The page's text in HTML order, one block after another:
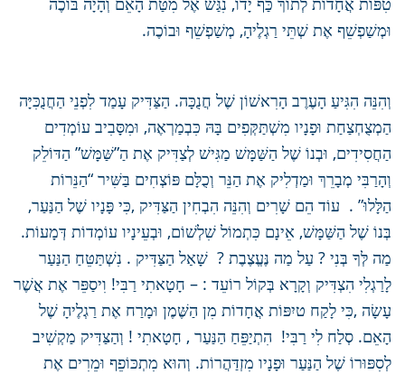
וּמְשַׁפְשֵׁף אֶת שְׁתֵּי רַגְלֶיהָ, מְשַׁפְשֵׁף וּבוֹכֶה.
וְהִנֵּה הִגִּיעַ הָעֶרֶב הָרִאשׁוֹן שֶׁל חֲנֻכָּה. הַצַּדִּיק עָמַד לִפְנֵי הַחֲנֻכִּיָּה
הַמְצֻחְצַחַת וּפָנָיו מִשְׁתַּקְּפִים בָּהּ כִּבְמַרְאֶה, וּמִסָּבִיב עוֹמְדִים
הַחֲסִידִים, וּבְנוֹ שֶׁל הַשַּׁמָּשׁ מַגִּישׁ לְצַדִּיק אֶת הַ”שַּׁמָּשׁ” הַדּוֹלֵק
וְהָרַבִּי מְבָרֵךְ וּמַדְלִיק אֶת הַנֵּר וְכֻלָּם פּוֹצְחִים בַּשִּׁיר “הַנֵּרוֹת
הַלָּלוּ” . עוֹד הֵם שָׁרִים וְהִנֵּה הִבְחִין הַצַּדִּיק ,כִּי פָּנָיו שֶׁל הַנַּעַר,
בְּנוֹ שֶׁל הַשַּׁמָּשׁ, אֵינָם כִּתְמוֹל שִׁלְשׁוֹם, וּבְעֵינָיו עוֹמְדוֹת דְּמָעוֹת.
מַה לְּךָ בְּנִי ? עַל מַה נֶּעֱצֶבֶת ? שָׁאַל הַצַּדִּיק . נִשְׁתַּטֵּחַ הַנַּעַר
לָרַגְלִי הִצְדִּיק וְקָרָא בְּקוֹל רוֹעֵד : – חָטָאתִי רַבִּי! וִיסַפֵּר אֶת אֲשֶׁר
עָשָׂה ,כִּי לָקַח טיִפּוֹת אֲחָדוֹת מִן הַשֶּׁמֶן וּמָרַח אֶת רַגְלֶיהָ שֶׁל
הָאֵם. סְלַח לִי רַבִּי! הִתְיַפֵּחַ הַנַּעַר , חָטָאתִי ! וְהַצַּדִּיק מַקְשִׁיב
לְסִפּוּרוֹ שֶׁל הַנַּעַר וּפָנָיו מִזְדַּהֲרוֹת. וְהוּא מִתְכּוֹפֵף וּמֵרִים אֶת